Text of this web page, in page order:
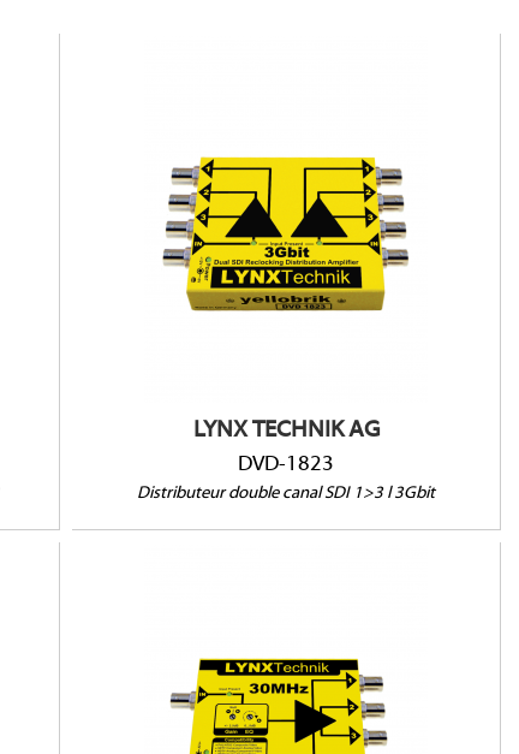
LYNX TECHNIK AG
DVD-1823
Distributeur double canal SDI 1>3 l 3Gbit
DVD-1823
Double cnal
1 entrée et 3 sortie par canal
SDI jusqu'à 3 Gbit/s
DVA-1714